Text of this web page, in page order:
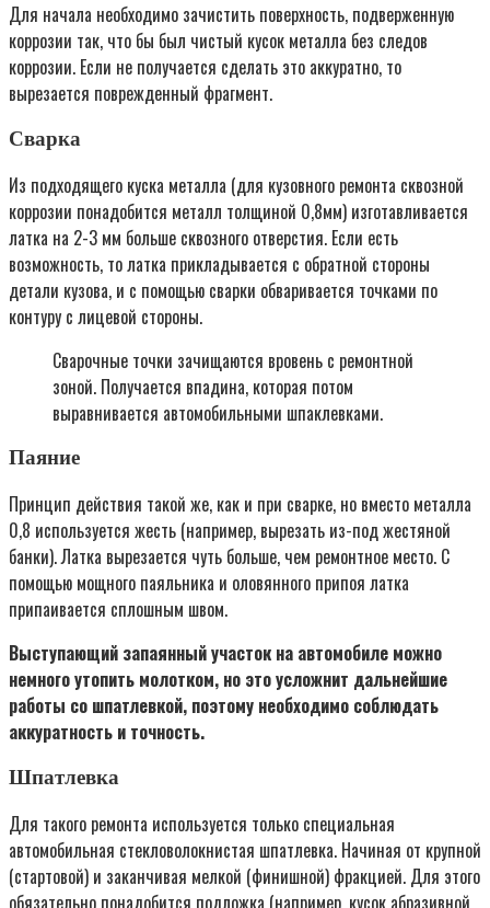
Для начала необходимо зачистить поверхность, подверженную
коррозии так, что бы был чистый кусок металла без следов
коррозии. Если не получается сделать это аккуратно, то
вырезается поврежденный фрагмент.
Сварка
Из подходящего куска металла (для кузовного ремонта сквозной
коррозии понадобится металл толщиной 0,8мм) изготавливается
латка на 2-3 мм больше сквозного отверстия. Если есть
возможность, то латка прикладывается с обратной стороны
детали кузова, и с помощью сварки обваривается точками по
контуру с лицевой стороны.
Сварочные точки зачищаются вровень с ремонтной
зоной. Получается впадина, которая потом
выравнивается автомобильными шпаклевками.
Паяние
Принцип действия такой же, как и при сварке, но вместо металла
0,8 используется жесть (например, вырезать из-под жестяной
банки). Латка вырезается чуть больше, чем ремонтное место. С
помощью мощного паяльника и оловянного припоя латка
припаивается сплошным швом.
Выступающий запаянный участок на автомобиле можно
немного утопить молотком, но это усложнит дальнейшие
работы со шпатлевкой, поэтому необходимо соблюдать
аккуратность и точность.
Шпатлевка
Для такого ремонта используется только специальная
автомобильная стекловолокнистая шпатлевка. Начиная от крупной
(стартовой) и заканчивая мелкой (финишной) фракцией. Для этого
обязательно понадобится подложка (например, кусок абразивной